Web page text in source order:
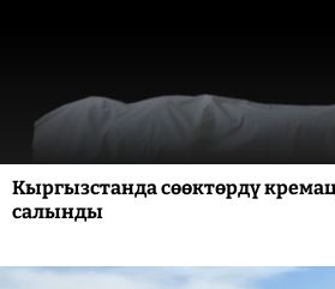
Кыргызстанда сөөктөрдү
салынды